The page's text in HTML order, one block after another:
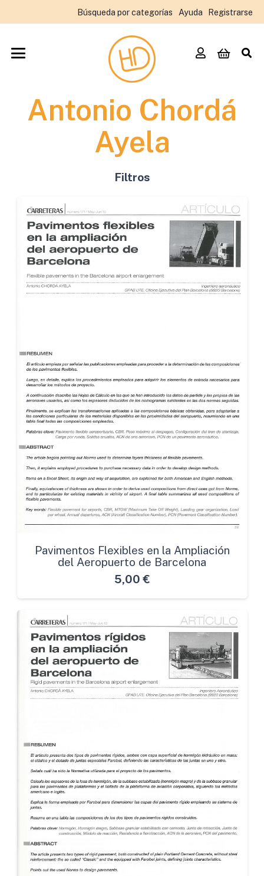
Búsqueda por categorías Ayuda Registrarse
Antonio Chordá
Ayela
Filtros
Pavimentos Flexibles en la Ampliación
del Aeropuerto de Barcelona
5,00 €